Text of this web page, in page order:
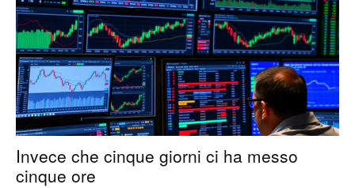
Invece che cinque giorni ci ha messo
cinque ore